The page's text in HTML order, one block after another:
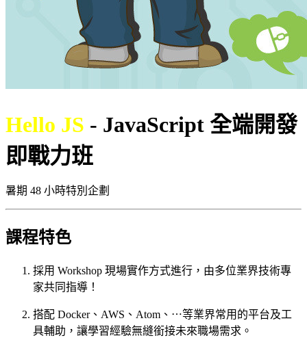
Hello JS - JavaScript 全端開發
即戰力班
暑期 48 小時特別企劃
課程特色
採用 Workshop 現場實作方式進行，由多位業界技術專
家共同指導！
搭配 Docker、AWS、Atom、⋯等業界常用的平台及工
具輔助，讓學習經驗無縫銜接未來職場需求。